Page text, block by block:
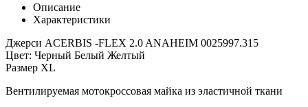
Описание
Характеристики
Джерси ACERBIS -FLEX 2.0 ANAHEIM 0025997.315
Цвет: Черный Белый Желтый
Размер XL
Вентилируемая мотокроссовая майка из эластичной ткани